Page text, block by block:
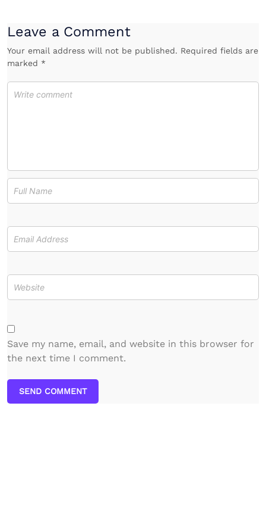
Leave a Comment
Your email address will not be published. Required fields are
marked *
Save my name, email, and website in this browser for
the next time I comment.
SEND COMMENT